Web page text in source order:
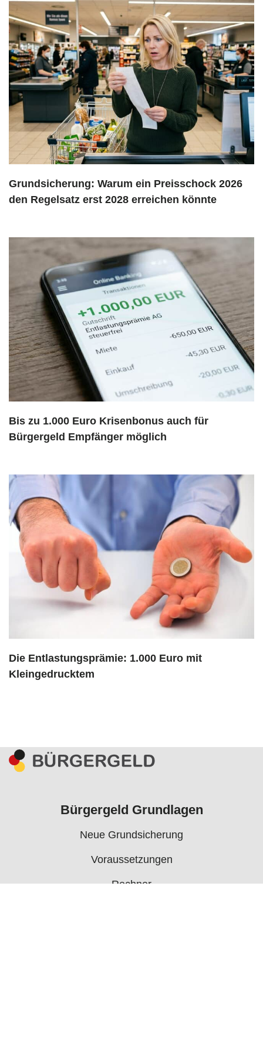
Grundsicherung: Warum ein Preisschock 2026
den Regelsatz erst 2028 erreichen könnte
Bis zu 1.000 Euro Krisenbonus auch für
Bürgergeld Empfänger möglich
Die Entlastungsprämie: 1.000 Euro mit
Kleingedrucktem
Bürgergeld Grundlagen
Neue Grundsicherung
Voraussetzungen
Rechner